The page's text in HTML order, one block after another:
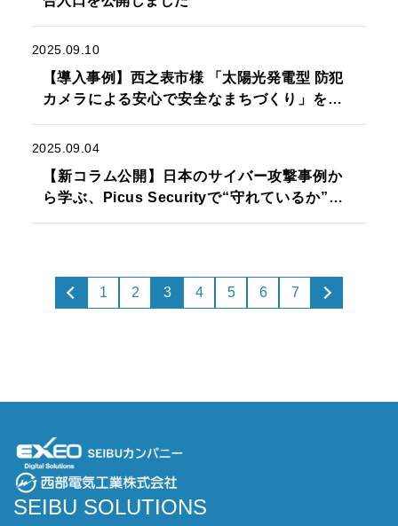
2025.09.10
【導入事例】西之表市様 「太陽光発電型 防犯
カメラによる安心で安全なまちづくり」を掲
2025.09.04
【新コラム公開】日本のサイバー攻撃事例か
ら学ぶ、Picus Securityで“守れているか”を
1 2 3 4 5 6 7
SEIBU SOLUTIONS